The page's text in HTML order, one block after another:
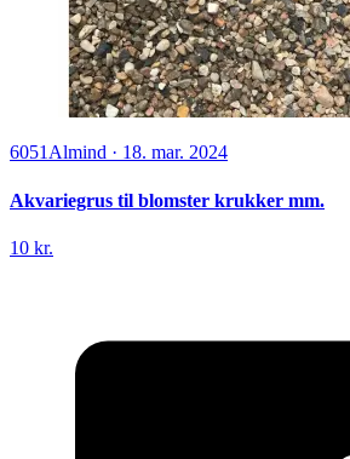
6051Almind · 18. mar. 2024
Akvariegrus til blomster krukker mm.
10 kr.